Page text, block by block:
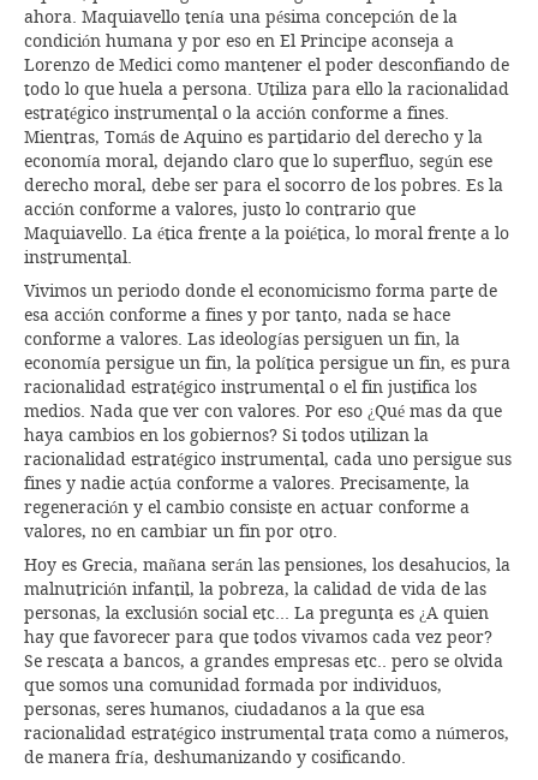
ahora. Maquiavello tenía una pésima concepción de la
condición humana y por eso en El Principe aconseja a
Lorenzo de Medici como mantener el poder desconfiando de
todo lo que huela a persona. Utiliza para ello la racionalidad
estratégico instrumental o la acción conforme a fines.
Mientras, Tomás de Aquino es partidario del derecho y la
economía moral, dejando claro que lo superfluo, según ese
derecho moral, debe ser para el socorro de los pobres. Es la
acción conforme a valores, justo lo contrario que
Maquiavello. La ética frente a la poiética, lo moral frente a lo
instrumental.
Vivimos un periodo donde el economicismo forma parte de
esa acción conforme a fines y por tanto, nada se hace
conforme a valores. Las ideologías persiguen un fin, la
economía persigue un fin, la política persigue un fin, es pura
racionalidad estratégico instrumental o el fin justifica los
medios. Nada que ver con valores. Por eso ¿Qué mas da que
haya cambios en los gobiernos? Si todos utilizan la
racionalidad estratégico instrumental, cada uno persigue sus
fines y nadie actúa conforme a valores. Precisamente, la
regeneración y el cambio consiste en actuar conforme a
valores, no en cambiar un fin por otro.
Hoy es Grecia, mañana serán las pensiones, los desahucios, la
malnutrición infantil, la pobreza, la calidad de vida de las
personas, la exclusión social etc… La pregunta es ¿A quien
hay que favorecer para que todos vivamos cada vez peor?
Se rescata a bancos, a grandes empresas etc.. pero se olvida
que somos una comunidad formada por individuos,
personas, seres humanos, ciudadanos a la que esa
racionalidad estratégico instrumental trata como a números,
de manera fría, deshumanizando y cosificando.